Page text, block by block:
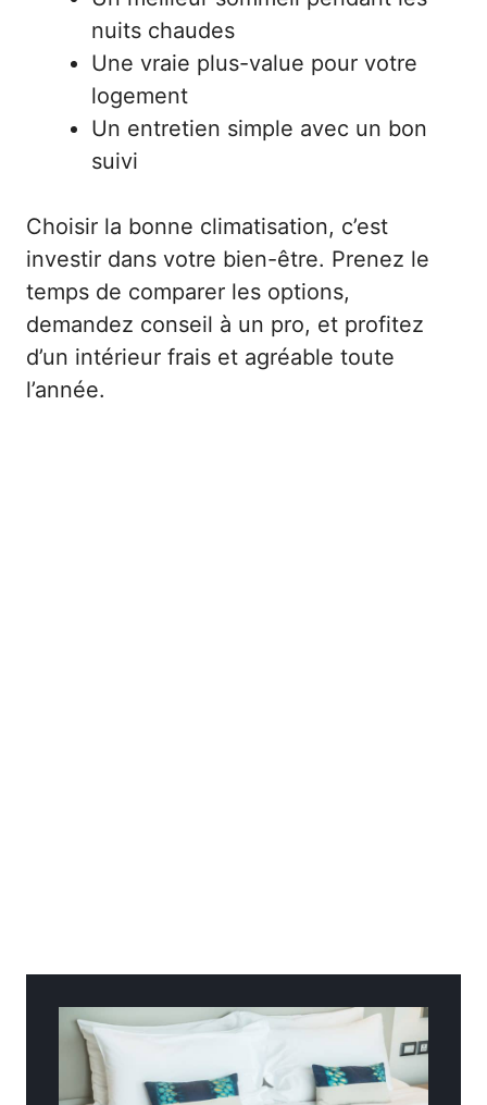
nuits chaudes
Une vraie plus-value pour votre
logement
Un entretien simple avec un bon
suivi
Choisir la bonne climatisation, c’est
investir dans votre bien-être. Prenez le
temps de comparer les options,
demandez conseil à un pro, et profitez
d’un intérieur frais et agréable toute
l’année.